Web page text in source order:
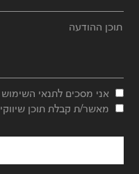
אני מסכים לתנאי השימוש
מאשר/ת קבלת תוכן שיווקי